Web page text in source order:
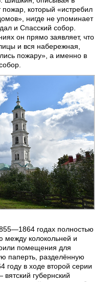
пожар, который «истребил
нигде не упоминает
и Спасский собор.
он прямо заявляет, что
и вся набережная,
пожару», а именно в
годах полностью
между колокольней и
помещения для
паперть, разделённую
в ходе второй серии
губернский